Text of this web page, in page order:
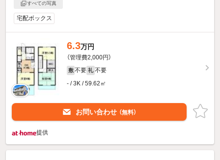
すべての写真
宅配ボックス
6.3万円
（管理費2,000円）
敷 不要 礼 不要
- / 3K / 59.62㎡
お問い合わせ （無料）
提供